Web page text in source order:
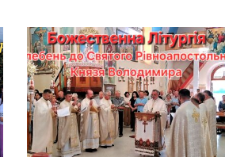
Божественна Літургія,
Молебень до Святого